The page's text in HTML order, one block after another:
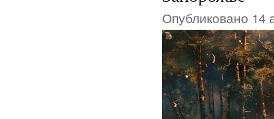
Опубликовано 14